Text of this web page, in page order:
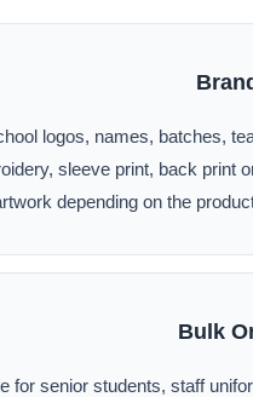
logos, names, batches,
sleeve print, back print
depending on the
Bulk
for senior students, staff